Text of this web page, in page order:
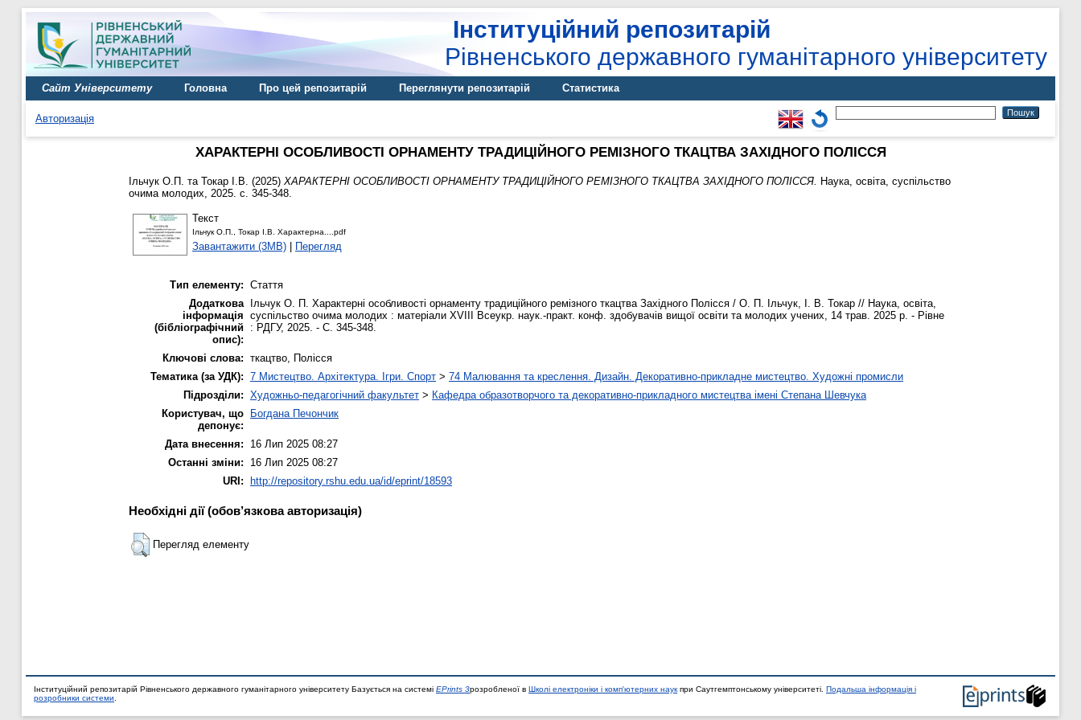
Інституційний репозитарій
Рівненського державного гуманітарного університету
Сайт Університету Головна Про цей репозитарій Переглянути репозитарій Статистика
Авторизація
ХАРАКТЕРНІ ОСОБЛИВОСТІ ОРНАМЕНТУ ТРАДИЦІЙНОГО РЕМІЗНОГО ТКАЦТВА ЗАХІДНОГО ПОЛІССЯ
Ільчук О.П. та Токар І.В. (2025) ХАРАКТЕРНІ ОСОБЛИВОСТІ ОРНАМЕНТУ ТРАДИЦІЙНОГО РЕМІЗНОГО ТКАЦТВА ЗАХІДНОГО ПОЛІССЯ.
Наука, освіта, суспільство
очима молодих, 2025. с. 345-348.
Текст
Ільчук О.П., Токар І.В. Характерна....pdf
Завантажити (3MB) | Перегляд
Тип елементу: Стаття
Додаткова
інформація
(бібліографічний
опис):
Ільчук О. П. Характерні особливості орнаменту традиційного ремізного ткацтва Західного Полісся / О. П. Ільчук, І. В. Токар // Наука, освіта,
суспільство очима молодих : матеріали XVІІІ Всеукр. наук.-практ. конф. здобувачів вищої освіти та молодих учених, 14 трав. 2025 р. - Рівне
: РДГУ, 2025. - С. 345-348.
Ключові слова: ткацтво, Полісся
Тематика (за УДК): 7 Мистецтво. Архітектура. Ігри. Спорт > 74 Малювання та креслення. Дизайн. Декоративно-прикладне мистецтво. Художні промисли
Підрозділи: Художньо-педагогічний факультет > Кафедра образотворчого та декоративно-прикладного мистецтва імені Степана Шевчука
Користувач, що
депонує:
Богдана Печончик
Дата внесення:
16 Лип 2025 08:27
Останні зміни:
16 Лип 2025 08:27
URI:
http://repository.rshu.edu.ua/id/eprint/18593
Необхідні дії (обов’язкова авторизація)
Перегляд елементу
Інституційний репозитарій Рівненського державного гуманітарного університету Базується на системі EPrints 3розробленої в Школі електроніки і комп'ютерних наук при Саутгемптонському університеті. Подальша інформація і
розробники системи